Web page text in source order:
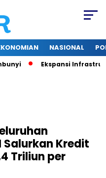
NASIONAL
Ekspansi Infrastruktur
Salurkan Kredit
Triliun per